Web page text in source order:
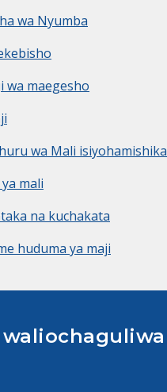
wa Nyumba
wa maegesho
wa Mali isiyohamishika
mali
na kuchakata
huduma ya maji
waliochaguliwa